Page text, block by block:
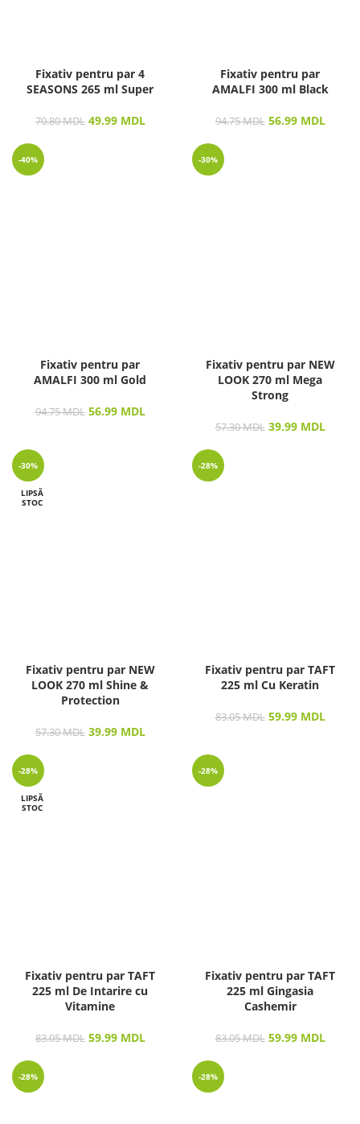
Fixativ pentru par 4
SEASONS 265 ml Super
70.80MDL 49.99 MDL
Fixativ pentru par
AMALFI 300 ml Black
94.75MDL 56.99 MDL
-40%
Fixativ pentru par
AMALFI 300 ml Gold
94.75MDL 56.99 MDL
-30%
Fixativ pentru par NEW
LOOK 270 ml Mega
Strong
57.30MDL 39.99 MDL
-30%
LIPSĂ
STOC
Fixativ pentru par NEW
LOOK 270 ml Shine &
Protection
57.30MDL 39.99 MDL
-28%
Fixativ pentru par TAFT
225 ml Cu Keratin
83.05MDL 59.99 MDL
-28%
LIPSĂ
STOC
Fixativ pentru par TAFT
225 ml De Intarire cu
Vitamine
83.05MDL 59.99 MDL
-28%
Fixativ pentru par TAFT
225 ml Gingasia
Cashemir
83.05MDL 59.99 MDL
-28% -28%